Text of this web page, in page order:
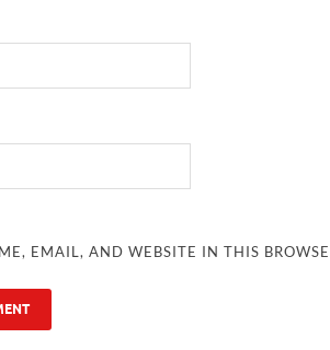
EMAIL, AND WEBSITE IN THIS